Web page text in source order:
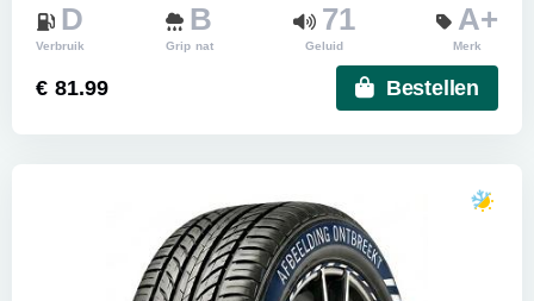
D
Verbruik
B
Grip nat
71
Geluid
A+
Merk
€ 81.99 Bestellen